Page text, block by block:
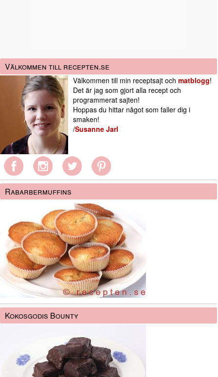
Välkommen till recepten.se
Välkommen till min receptsajt och matblogg!
Det är jag som gjort alla recept och
programmerat sajten!
Hoppas du hittar något som faller dig i
smaken!
/Susanne Jarl
Rabarbermuffins
Kokosgodis Bounty